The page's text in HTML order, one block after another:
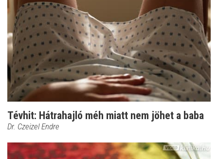
Tévhit: Hátrahajló méh miatt nem jöhet a baba
Dr. Czeizel Endre